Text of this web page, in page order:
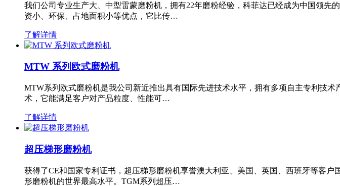
我们公司专业生产大、中型雷蒙磨粉机，拥有22年磨粉经验，科菲达已经成为中国领
资小、环保、占地面积小等优点，它比传…
了解详情
MTW 系列欧式磨粉机
MTW系列欧式磨粉机是我公司新近推出具有国际先进技术水平，拥有多项自主专利技
术，它能满足客户对产品粒度、性能可…
了解详情
超压梯形磨粉机
获得了CE和国家专利证书，超压梯形磨粉机享誉澳大利亚、美国、英国、西班牙等客
形磨粉机的世界最高水平。TGM系列超压…